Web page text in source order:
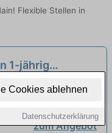
Cookies ablehnen
Datenschutzerklärung
Flexible Stellen in
1-jährig
Tagschicht
- Bei uns
neu
Nordenstadt Am
zum Angebot